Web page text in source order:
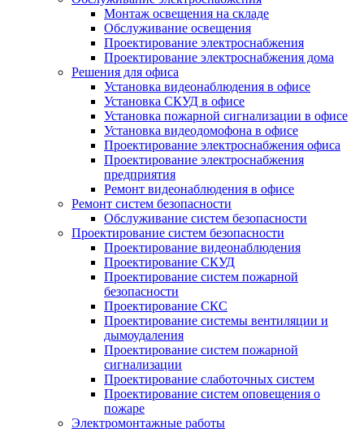
Монтаж освещения на складе
Обслуживание освещения
Проектирование электроснабжения
Проектирование электроснабжения дома
Решения для офиса
Установка видеонаблюдения в офисе
Установка СКУД в офисе
Установка пожарной сигнализации в офисе
Установка видеодомофона в офисе
Проектирование электроснабжения офиса
Проектирование электроснабжения
предприятия
Ремонт видеонаблюдения в офисе
Ремонт систем безопасности
Обслуживание систем безопасности
Проектирование систем безопасности
Проектирование видеонаблюдения
Проектирование СКУД
Проектирование систем пожарной
безопасности
Проектирование СКС
Проектирование системы вентиляции и
дымоудаления
Проектирование систем пожарной
сигнализации
Проектирование слаботочных систем
Проектирование систем оповещения о
пожаре
Электромонтажные работы